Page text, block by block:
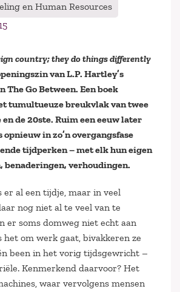
en Human Resources
country; they do things differently
van L.P. Hartley’s
The Go Between. Een boek
tumultueuze breukvlak van twee
en de 20ste. Ruim een eeuw later
opnieuw in zo’n overgangsfase
tijdperken – met elk hun eigen
benaderingen, verhoudingen.
er al een tijdje, maar in veel
nog niet al te veel van te
er soms domweg niet echt aan
het om werk gaat, bivakkeren ze
been in het vorig tijdsgewricht –
Kenmerkend daarvoor? Het
waar vervolgens mensen